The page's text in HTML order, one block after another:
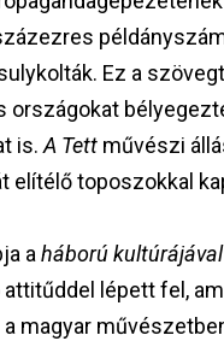
Ez a
országokat
is.A Tett művészi
elítélő toposzokkal
aháború kultúrájával
lépett fel,
magyar